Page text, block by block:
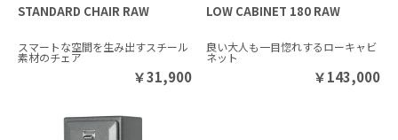
STANDARD CHAIR RAW
スマートな空間を生み出すスチール
素材のチェア
￥31,900
LOW CABINET 180 RAW
良い大人も一目惚れするローキャビ
ネット
￥143,000